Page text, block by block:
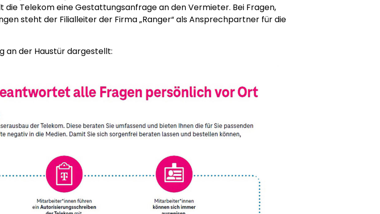
Telekom eine Gestattungsanfrage an den Vermieter. Bei Fragen,
steht der Filialleiter der Firma „Ranger“ als Ansprechpartner für die
an der Haustür dargestellt: